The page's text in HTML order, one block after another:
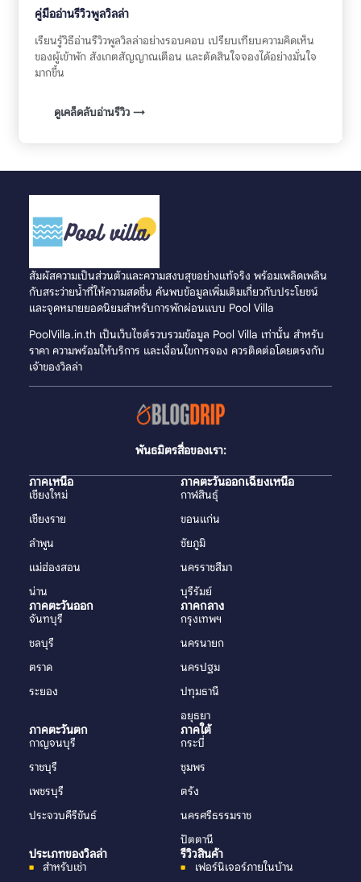
คู่มืออ่านรีวิวพูลวิลล่า
เรียนรู้วิธีอ่านรีวิวพูลวิลล่าอย่างรอบคอบ เปรียบเทียบความคิดเห็น
ของผู้เข้าพัก สังเกตสัญญาณเตือน และตัดสินใจจองได้อย่างมั่นใจ
มากขึ้น
ดูเคล็ดลับอ่านรีวิว →
สัมผัสความเป็นส่วนตัวและความสงบสุขอย่างแท้จริง พร้อมเพลิดเพลิน
กับสระว่ายน้ำที่ให้ความสดชื่น ค้นพบข้อมูลเพิ่มเติมเกี่ยวกับประโยชน์
และจุดหมายยอดนิยมสำหรับการพักผ่อนแบบ Pool Villa
PoolVilla.in.th เป็นเว็บไซต์รวบรวมข้อมูล Pool Villa เท่านั้น สำหรับ
ราคา ความพร้อมให้บริการ และเงื่อนไขการจอง ควรติดต่อโดยตรงกับ
เจ้าของวิลล่า
พันธมิตรสื่อของเรา:
ภาคเหนือ
เชียงใหม่
เชียงราย
ลำพูน
แม่ฮ่องสอน
น่าน
ภาคตะวันออกเฉียงเหนือ
กาฬสินธุ์
ขอนแก่น
ชัยภูมิ
นครราชสีมา
บุรีรัมย์
ภาคตะวันออก
จันทบุรี
ชลบุรี
ตราด
ระยอง
ภาคกลาง
กรุงเทพฯ
นครนายก
นครปฐม
ปทุมธานี
อยุธยา
ภาคตะวันตก
กาญจนบุรี
ราชบุรี
เพชรบุรี
ประจวบคีรีขันธ์
ภาคใต้
กระบี่
ชุมพร
ตรัง
นครศรีธรรมราช
ปัตตานี
ประเภทของวิลล่า
สำหรับเช่า
รีวิวสินค้า
เฟอร์นิเจอร์ภายในบ้าน